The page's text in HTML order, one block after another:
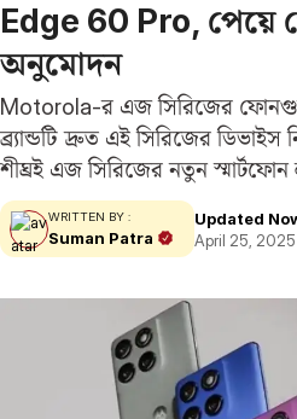
Edge 60 Pro, পেয়ে
অনুমোদন
Motorola-র এজ সিরিজের
ব্র্যান্ডটি দ্রুত এই সিরিজের
শীঘ্রই এজ সিরিজের নতুন
মোটোরোলা। এর নাম রাখা হতে
Pro। এটি মোটোরোলা এজ ৫০…
WRITTEN BY :
Suman Patra
Updated
April 25,